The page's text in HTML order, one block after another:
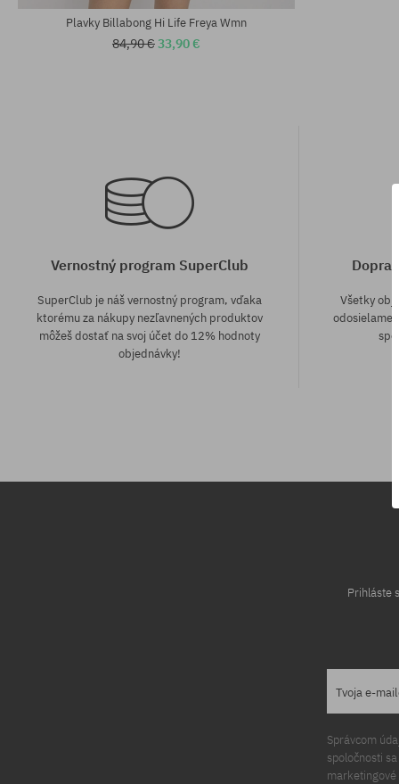
Plavky Billabong Hi Life Freya Wmn
84,90 €33,90 €
Vernostný program SuperClub
SuperClub je náš vernostný program, vďaka
ktorému za nákupy nezľavnených produktov
môžeš dostať na svoj účet do 12% hodnoty
objednávky!
Všetky
odosielame
Prihláste
Tvoja e-
Správcom
spoločnosti
marketingové